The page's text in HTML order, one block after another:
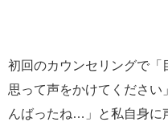
初回のカウンセリングで「
思って声をかけてくださ
んばったね…」と私自身に